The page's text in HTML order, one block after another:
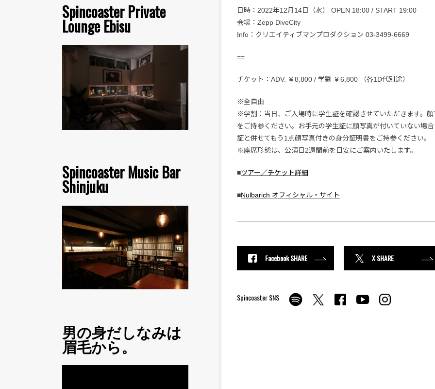
Spincoaster Private
Lounge Ebisu
Spincoaster Music Bar
Shinjuku
男の身だしなみは
眉毛から。
日時：2022年12月14日（水） OPEN 18:00 / START 19:00
会場：Zepp DiveCity
Info：クリエイティブマンプロダクション 03-3499-6669
==
チケット：ADV. ￥8,800 / 学割 ￥6,800 （各1D代別途）
※全自由
※学割：当日、ご入場時に学生証を確認させていただきます。
をご持参ください。お手元の学生証に顔写真が付いていない場
証と併せてもう1点顔写真付きの身分証明書をご持参ください。
※座席形態は、公演日2週間前を目安にご案内いたします。
■ツアー／チケット詳細
■Nulbarich オフィシャル・サイト
Facebook SHARE X SHARE
Spincoaster SNS